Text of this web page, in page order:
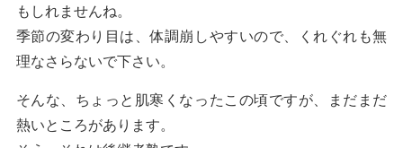
もしれませんね。
季節の変わり目は、体調崩しやすいので、くれぐれも無
理なさらないで下さい。
そんな、ちょっと肌寒くなったこの頃ですが、まだまだ
熱いところがあります。